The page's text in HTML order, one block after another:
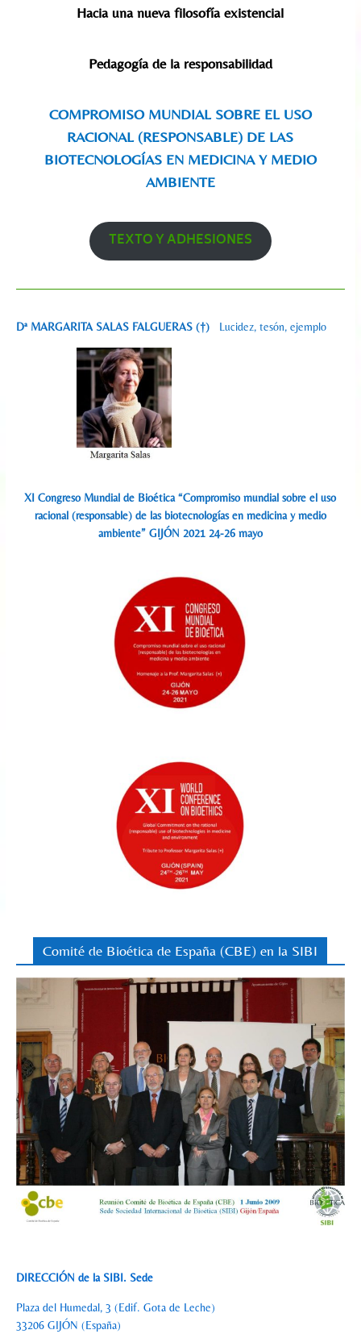
Hacia una nueva filosofía existencial
Pedagogía de la responsabilidad
COMPROMISO MUNDIAL SOBRE EL USO
RACIONAL (RESPONSABLE) DE LAS
BIOTECNOLOGÍAS EN MEDICINA Y MEDIO
AMBIENTE
TEXTO Y ADHESIONES
Dª MARGARITA SALAS FALGUERAS (†) Lucidez, tesón, ejemplo
XI Congreso Mundial de Bioética “Compromiso mundial sobre el uso
racional (responsable) de las biotecnologías en medicina y medio
ambiente” GIJÓN 2021 24-26 mayo
Comité de Bioética de España (CBE) en la SIBI
DIRECCIÓN de la SIBI. Sede
Plaza del Humedal, 3 (Edif. Gota de Leche)
33206 GIJÓN (España)